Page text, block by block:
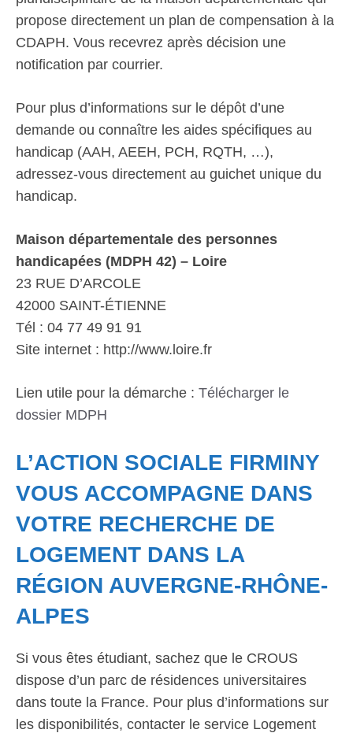
propose directement un plan de compensation à la
CDAPH. Vous recevrez après décision une
notification par courrier.
Pour plus d’informations sur le dépôt d’une
demande ou connaître les aides spécifiques au
handicap (AAH, AEEH, PCH, RQTH, …),
adressez-vous directement au guichet unique du
handicap.
Maison départementale des personnes
handicapées (MDPH 42) – Loire
23 RUE D’ARCOLE
42000 SAINT-ÉTIENNE
Tél : 04 77 49 91 91
Site internet : http://www.loire.fr
Lien utile pour la démarche : Télécharger le
dossier MDPH
L’ACTION SOCIALE FIRMINY
VOUS ACCOMPAGNE DANS
VOTRE RECHERCHE DE
LOGEMENT DANS LA
RÉGION AUVERGNE-RHÔNE-
ALPES
Si vous êtes étudiant, sachez que le CROUS
dispose d’un parc de résidences universitaires
dans toute la France. Pour plus d’informations sur
les disponibilités, contacter le service Logement